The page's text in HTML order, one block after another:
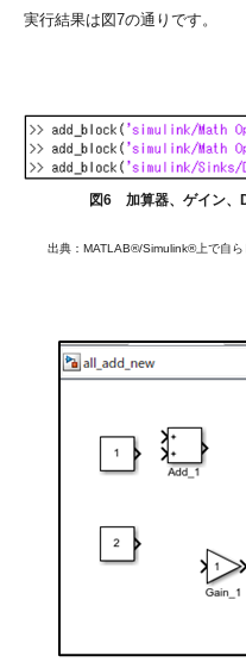
実行結果は図7の通りです。
図6 加算器、ゲイン、
出典：MATLAB®/Simulink®上で自